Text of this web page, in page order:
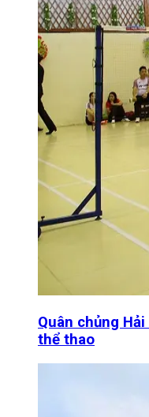
Quân chủng
thể thao